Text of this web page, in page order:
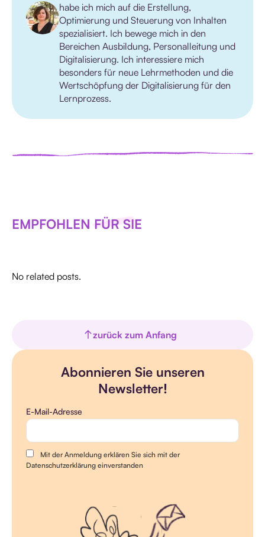
habe ich mich auf die Erstellung,
Optimierung und Steuerung von Inhalten
spezialisiert. Ich bewege mich in den
Bereichen Ausbildung, Personalleitung und
Digitalisierung. Ich interessiere mich
besonders für neue Lehrmethoden und die
Wertschöpfung der Digitalisierung für den
Lernprozess.
EMPFOHLEN FÜR SIE
No related posts.
zurück zum Anfang
Abonnieren Sie unseren
Newsletter!
E-Mail-Adresse
Mit der Anmeldung erklären Sie sich mit der
Datenschutzerklärung einverstanden